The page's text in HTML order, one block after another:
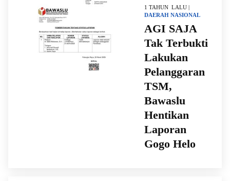
1 TAHUN LALU |
DAERAH NASIONAL
AGI SAJA
Tak Terbukti
Lakukan
Pelanggaran
TSM,
Bawaslu
Hentikan
Laporan
Gogo Helo